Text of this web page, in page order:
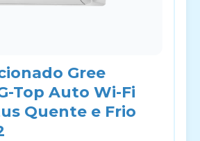
Gree
Top Auto Wi-Fi
Quente e Frio